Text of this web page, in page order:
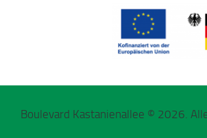
Boulevard Kastanienallee © 2026.